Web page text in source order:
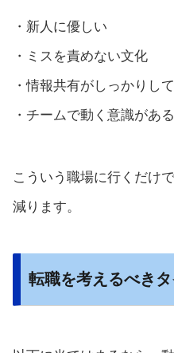
・新人に優しい
・ミスを責めない文化
・情報共有がしっかりし
・チームで動く意識がある
こういう職場に行くだけ
減ります。
転職を考えるべき